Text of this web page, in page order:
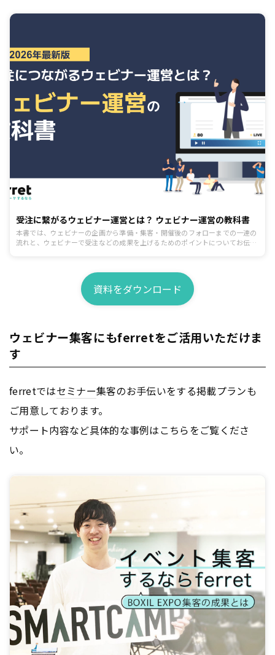
受注に繋がるウェビナー運営とは？ ウェビナー運営の教科書
本書では、ウェビナーの企画から準備・集客・開催後のフォローまでの一連の
流れと、ウェビナーで受注などの成果を上げるためのポイントについてお伝え
資料をダウンロード
ウェビナー集客にもferretをご活用いただけま
す
ferretではセミナー集客のお手伝いをする掲載プランも
ご用意しております。
サポート内容など具体的な事例はこちらをご覧くださ
い。